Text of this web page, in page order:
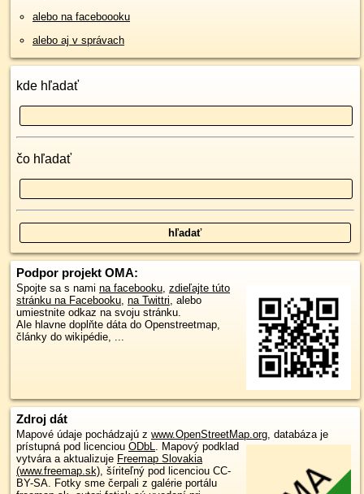
alebo na faceboooku
alebo aj v správach
kde hľadať
čo hľadať
Podpor projekt OMA:
Spojte sa s nami na facebooku, zdieľajte túto
stránku na Facebooku, na Twittri, alebo
umiestnite odkaz na svoju stránku.
Ale hlavne doplňte dáta do Openstreetmap,
články do wikipédie, ...
Zdroj dát
Mapové údaje pochádzajú z www.OpenStreetMap.org, databáza je
prístupná pod licenciou ODbL. Mapový podklad
vytvára a aktualizuje Freemap Slovakia
(www.freemap.sk), šíriteľný pod licenciou CC-
BY-SA. Fotky sme čerpali z galérie portálu